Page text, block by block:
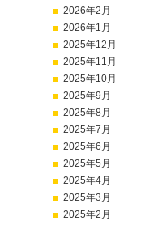
2026年2月
2026年1月
2025年12月
2025年11月
2025年10月
2025年9月
2025年8月
2025年7月
2025年6月
2025年5月
2025年4月
2025年3月
2025年2月